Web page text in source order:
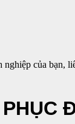
của bạn,